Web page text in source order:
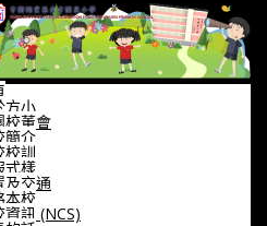
方小
校董會
簡介
校訓
式樣
及交通
本校
資訊 (NCS)